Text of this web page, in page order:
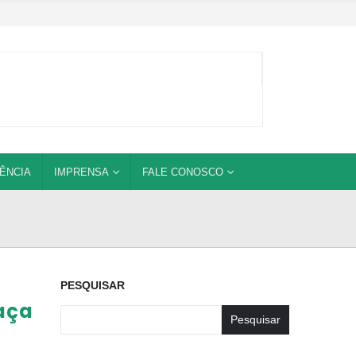
IMPRENSA FALE CONOSCO
PESQUISAR
Pesquisar